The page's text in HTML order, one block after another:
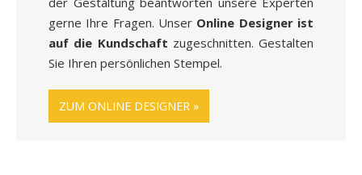
gerne Ihre Fragen. Unser Online Designer ist
auf die Kundschaft zugeschnitten. Gestalten
Sie Ihren persönlichen Stempel.
ZUM ONLINE DESIGNER